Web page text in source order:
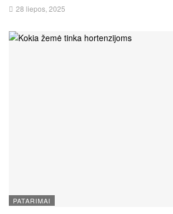
28 liepos, 2025
PATARIMAI